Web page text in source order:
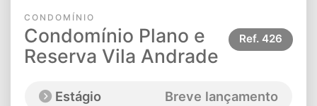
CONDOMÍNIO
Condomínio Plano e
Reserva Vila Andrade
Ref. 426
Estágio Breve lançamento